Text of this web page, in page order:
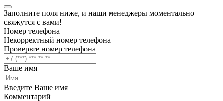
Заполните поля ниже, и наши менеджеры моментально
свяжутся с вами!
Номер телефона
Некорректный номер телефона
Проверьте номер телефона
Ваше имя
Введите Ваше имя
Комментарий